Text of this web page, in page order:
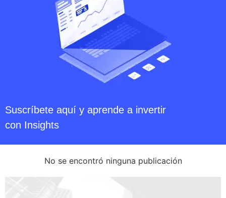
Suscríbete aquí y aprende a invertir
con Insights
No se encontró ninguna publicación